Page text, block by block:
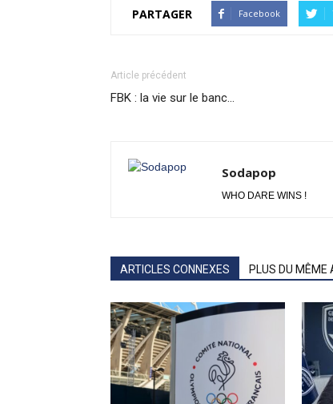
PARTAGER Facebook
Article précédent
FBK : la vie sur le banc…
Sodapop
WHO DARE WINS !
ARTICLES CONNEXES PLUS DU MÊME